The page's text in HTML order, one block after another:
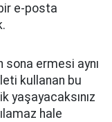
e-posta
sona ermesi aynı
kullanan bu
yaşayacaksınız
hale